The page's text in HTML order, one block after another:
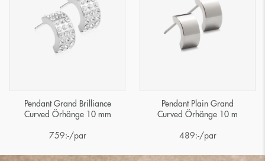
Pendant Grand Brilliance
Curved Örhänge 10 mm
759:-/par
Pendant Plain Grand
Curved Örhänge 10 m
489:-/par